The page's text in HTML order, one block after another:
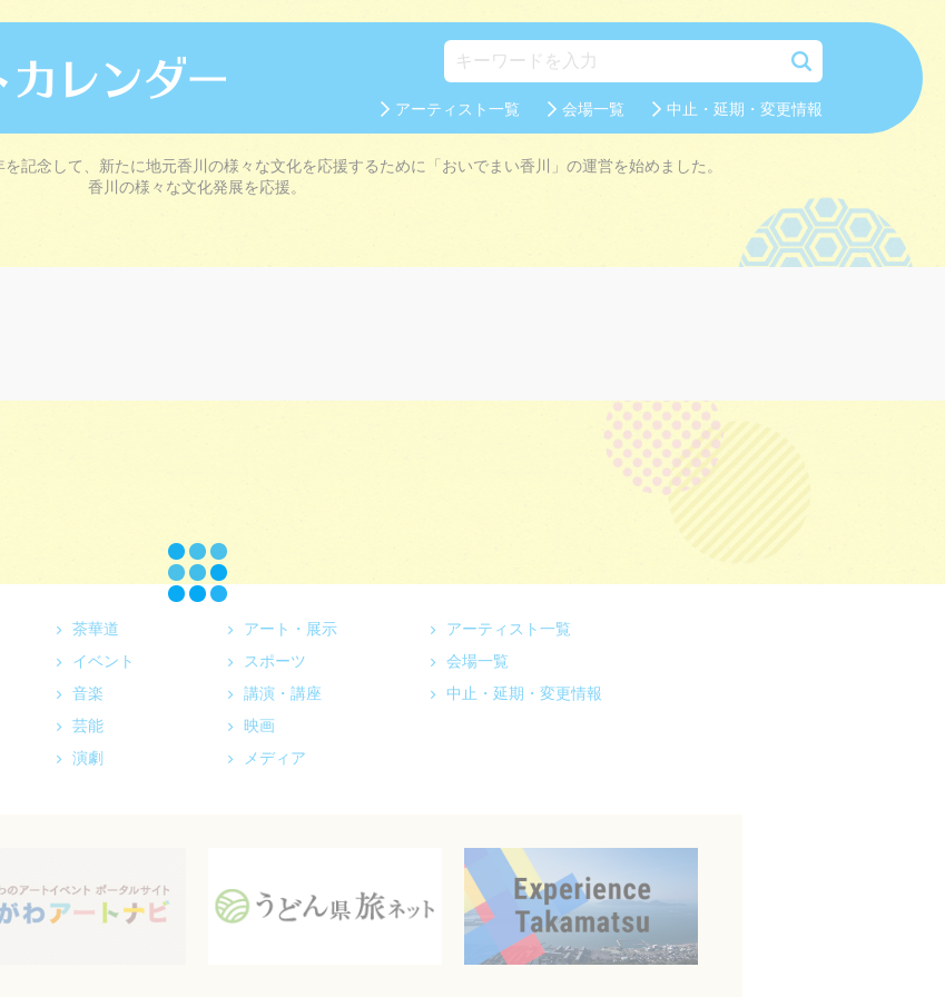
アーティスト一覧 会場一覧 中止・延期・変更情報
記念して、新たに地元香川の様々な文化を応援するために「おいでまい香川」の運営を始めました。
香川の様々な文化発展を応援。
茶華道
イベント
音楽
芸能
演劇
アート・展示
スポーツ
講演・講座
映画
メディア
アーティスト一覧
会場一覧
中止・延期・変更情報